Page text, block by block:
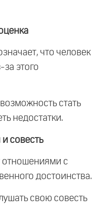
что человек
этого
стать
недостатки.
совесть
отношениями с
достоинства.
свою совесть